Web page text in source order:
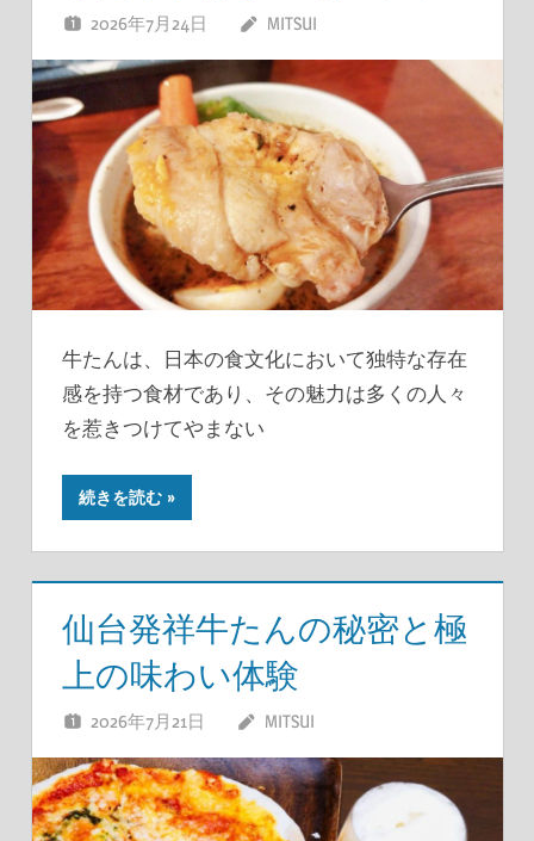
2026年7月24日 MITSUI
牛たんは、日本の食文化において独特な存在
感を持つ食材であり、その魅力は多くの人々
を惹きつけてやまない
続きを読む
仙台発祥牛たんの秘密と極
上の味わい体験
2026年7月21日 MITSUI